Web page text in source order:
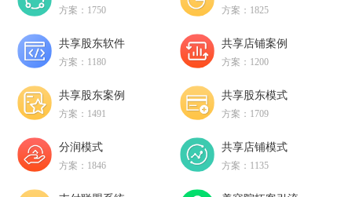
方案：1750 方案：1825
共享股东软件
方案：1180
共享店铺案例
方案：1200
共享股东案例
方案：1491
共享股东模式
方案：1709
分润模式
方案：1846
共享店铺模式
方案：1135